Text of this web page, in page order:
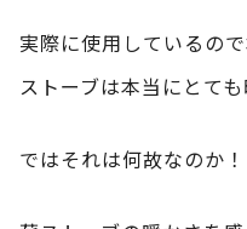
実際に使用しているの
ストーブは本当にとて
ではそれは何故なのか！